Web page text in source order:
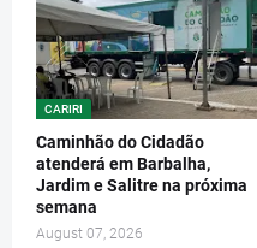
CARIRI
Caminhão do Cidadão
atenderá em Barbalha,
Jardim e Salitre na próxima
semana
August 07, 2026